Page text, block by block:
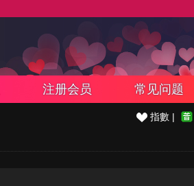
注册会员 常见问题
指數 |